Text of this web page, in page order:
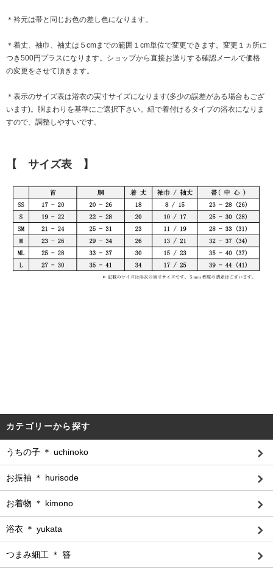
＊衿元は帯と同じお色の差し色になります。
＊着丈、袖巾、袖丈は５cmまでの範囲１cm単位で変更できます。変更１ヵ所に
つき500円プラスになります。ショップから直接お送りする確認メールで価格
の変更をさせて頂きます。
＊表示のサイズ表は浴衣の実寸サイズになります(多少の誤差がある場合もござ
います)。胴まわりを基準にご選択下さい。紐で着付けるタイプの浴衣になりま
すので、調整しやすいです。
【 サイズ表 】
カテゴリーから探す
うちの子 ＊ uchinoko
お振袖 ＊ hurisode
お着物 ＊ kimono
浴衣 ＊ yukata
つまみ細工 ＊ 簪